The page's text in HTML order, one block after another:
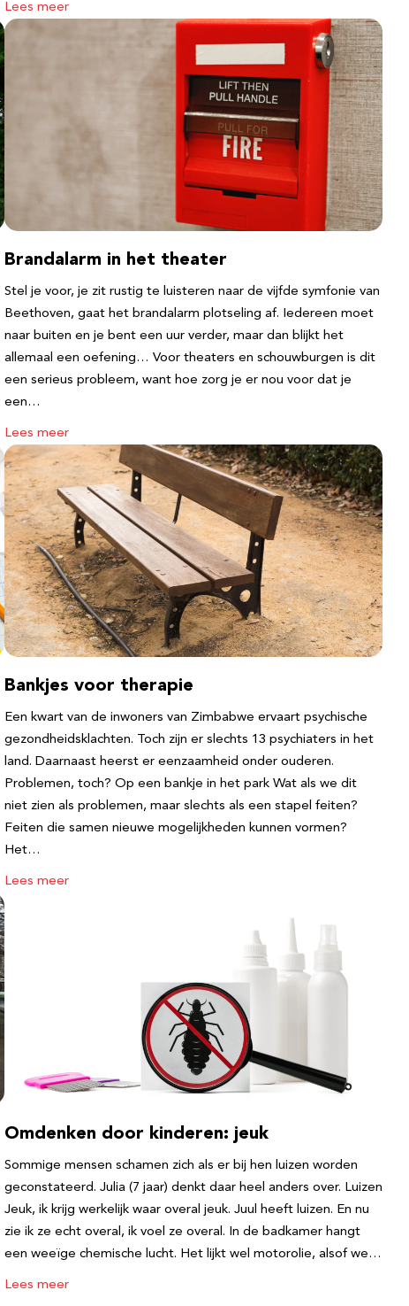
Lees meer
Brandalarm in het theater
Stel je voor, je zit rustig te luisteren naar de vijfde symfonie van
Beethoven, gaat het brandalarm plotseling af. Iedereen moet
naar buiten en je bent een uur verder, maar dan blijkt het
allemaal een oefening… Voor theaters en schouwburgen is dit
een serieus probleem, want hoe zorg je er nou voor dat je
een…
Lees meer
Bankjes voor therapie
Een kwart van de inwoners van Zimbabwe ervaart psychische
gezondheidsklachten. Toch zijn er slechts 13 psychiaters in het
land. Daarnaast heerst er eenzaamheid onder ouderen.
Problemen, toch? Op een bankje in het park Wat als we dit
niet zien als problemen, maar slechts als een stapel feiten?
Feiten die samen nieuwe mogelijkheden kunnen vormen?
Het…
Lees meer
Omdenken door kinderen: jeuk
Sommige mensen schamen zich als er bij hen luizen worden
geconstateerd. Julia (7 jaar) denkt daar heel anders over. Luizen
Jeuk, ik krijg werkelijk waar overal jeuk. Juul heeft luizen. En nu
zie ik ze echt overal, ik voel ze overal. In de badkamer hangt
een weeïge chemische lucht. Het lijkt wel motorolie, alsof we…
Lees meer